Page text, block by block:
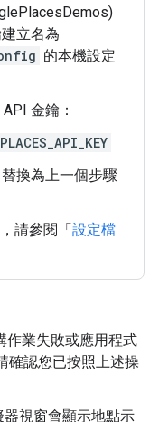
立名為
的本機設定
金鑰：
替換為上一個步驟
請參閱「設定檔
作業失敗或應用程式
確認您已按照上述操
視窗會顯示地點示